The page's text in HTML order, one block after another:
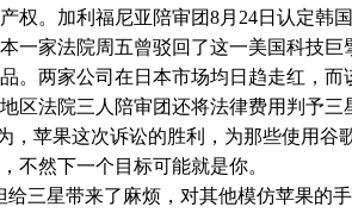
权。加利福尼亚陪审团8月24日认定韩
家法院周五曾驳回了这一美国科技巨
。两家公司在日本市场均日趋走红，
区法院三人陪审团还将法律费用判予三
，苹果这次诉讼的胜利，为那些使用谷
不然下一个目标可能就是你。
星带来了麻烦，对其他模仿苹果的手